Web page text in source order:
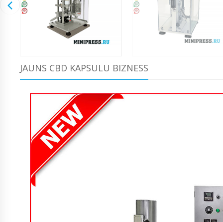
JAUNS CBD KAPSULU BIZNESS